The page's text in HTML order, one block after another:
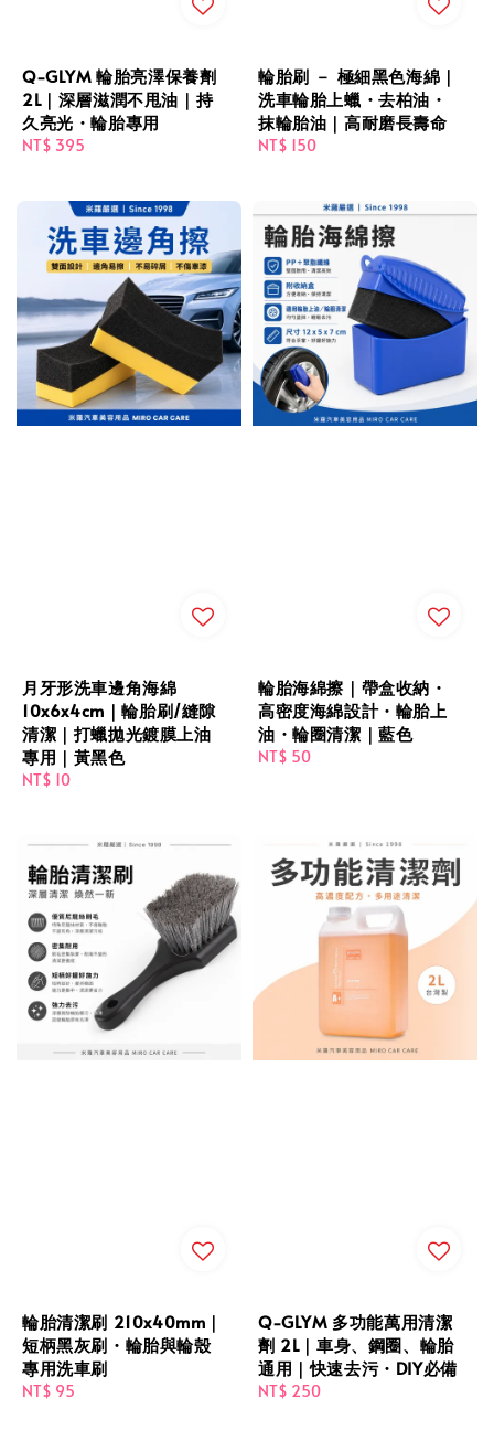
Q-GLYM 輪胎亮澤保養劑
2L｜深層滋潤不甩油｜持
久亮光・輪胎專用
Regular
NT$ 395
輪胎刷 － 極細黑色海綿｜
洗車輪胎上蠟・去柏油・
抹輪胎油｜高耐磨長壽命
Regular
NT$ 150
月牙形洗車邊角海綿
10x6x4cm｜輪胎刷/縫隙
清潔｜打蠟拋光鍍膜上油
專用｜黃黑色
Regular
NT$ 10
輪胎海綿擦｜帶盒收納・
高密度海綿設計・輪胎上
油・輪圈清潔｜藍色
Regular
NT$ 50
輪胎清潔刷 210x40mm｜
短柄黑灰刷・輪胎與輪殼
專用洗車刷
Regular
NT$ 95
Q‑GLYM 多功能萬用清潔
劑 2L｜車身、鋼圈、輪胎
通用｜快速去污・DIY必備
Regular
NT$ 250